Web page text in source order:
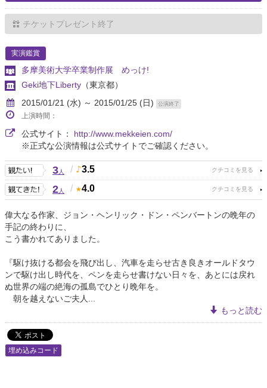
チケットプレゼント終了
実演鑑賞
多摩美術大学卒業制作展 めっけ!
Geki地下Liberty （東京都）
2015/01/21 (水) ～ 2015/01/25 (日)
公演終了
上演時間：
公式サイト： http://www.mekkeien.com/
※正式な公演情報は公式サイトでご確認ください。
3人 / 3.5
2人 / 4.0
偉大なる作家、ジョン・ヘンリック・ドン・ペンバートンの晩年の
手記の終わりに、
こう書かれてありました。
『駆け抜ける都会を飛び出し、汽車を走らせ古き良きオールドタウ
ンで駆け出し時代を、ペンを走らせ書けない日々を、あとには戻れ
ぬ世界の端の絶海の孤島でひとり晩年を。
朝を越えないご夫人...
もっと読む
埋め込みコード